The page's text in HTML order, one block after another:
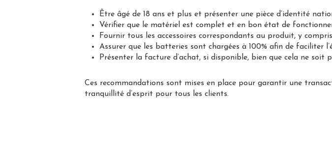
Être âgé de 18 ans et plus et présenter une pièce d’identité
Vérifier que le matériel est complet et en bon état de
Fournir tous les accessoires correspondants au produit, y
Assurer que les batteries sont chargées à 100% afin de faciliter
Présenter la facture d’achat, si disponible, bien que cela ne soit
Ces recommandations sont mises en place pour garantir une
tranquillité d’esprit pour tous les clients.